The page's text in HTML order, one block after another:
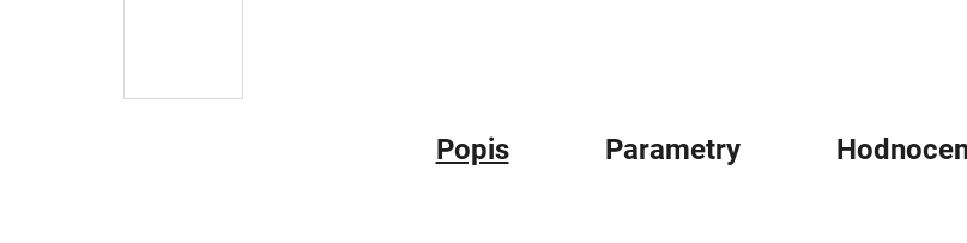
Popis Parametry